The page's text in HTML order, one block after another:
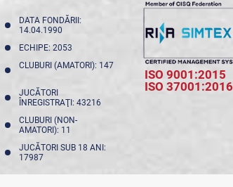
DATA FONDĂRII:
14.04.1990
ECHIPE: 2053
CLUBURI (AMATORI): 147
JUCĂTORI
ÎNREGISTRAŢI: 43216
CLUBURI (NON-
AMATORI): 11
JUCĂTORI SUB 18 ANI:
17987
ISO 9001:2015
ISO 37001:2016